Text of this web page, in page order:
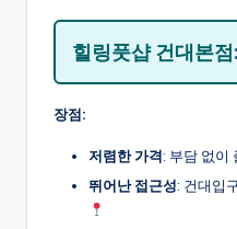
힐링풋샵 건대본
장점:
저렴한 가격: 부담 없이
뛰어난 접근성: 건대입